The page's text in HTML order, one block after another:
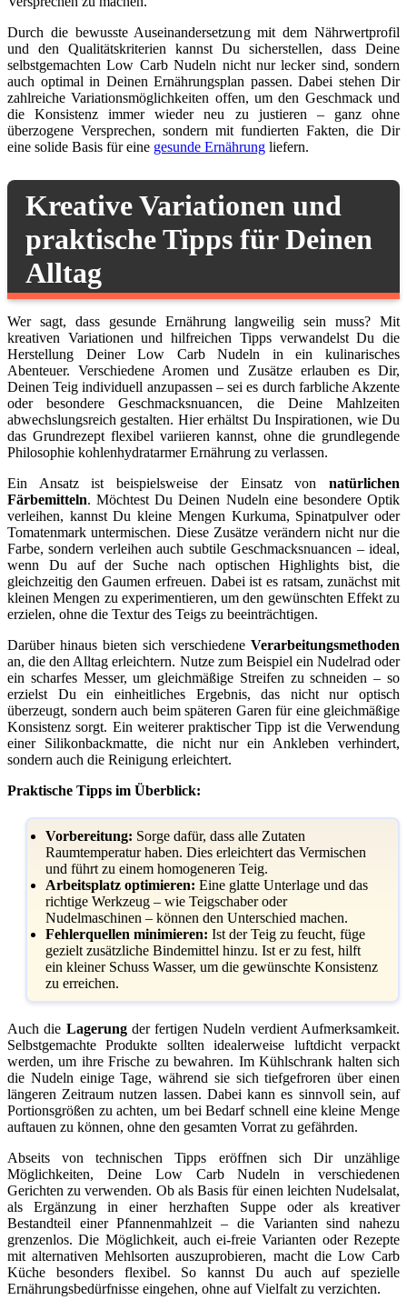
Durch die bewusste Auseinandersetzung mit dem Nährwertprofil
und den Qualitätskriterien kannst Du sicherstellen, dass Deine
selbstgemachten Low Carb Nudeln nicht nur lecker sind, sondern
auch optimal in Deinen Ernährungsplan passen. Dabei stehen Dir
zahlreiche Variationsmöglichkeiten offen, um den Geschmack und
die Konsistenz immer wieder neu zu justieren – ganz ohne
überzogene Versprechen, sondern mit fundierten Fakten, die Dir
eine solide Basis für eine gesunde Ernährung liefern.
Kreative Variationen und
praktische Tipps für Deinen
Alltag
Wer sagt, dass gesunde Ernährung langweilig sein muss? Mit
kreativen Variationen und hilfreichen Tipps verwandelst Du die
Herstellung Deiner Low Carb Nudeln in ein kulinarisches
Abenteuer. Verschiedene Aromen und Zusätze erlauben es Dir,
Deinen Teig individuell anzupassen – sei es durch farbliche Akzente
oder besondere Geschmacksnuancen, die Deine Mahlzeiten
abwechslungsreich gestalten. Hier erhältst Du Inspirationen, wie Du
das Grundrezept flexibel variieren kannst, ohne die grundlegende
Philosophie kohlenhydratarmer Ernährung zu verlassen.
Ein Ansatz ist beispielsweise der Einsatz von natürlichen
Färbemitteln. Möchtest Du Deinen Nudeln eine besondere Optik
verleihen, kannst Du kleine Mengen Kurkuma, Spinatpulver oder
Tomatenmark untermischen. Diese Zusätze verändern nicht nur die
Farbe, sondern verleihen auch subtile Geschmacksnuancen – ideal,
wenn Du auf der Suche nach optischen Highlights bist, die
gleichzeitig den Gaumen erfreuen. Dabei ist es ratsam, zunächst mit
kleinen Mengen zu experimentieren, um den gewünschten Effekt zu
erzielen, ohne die Textur des Teigs zu beeinträchtigen.
Darüber hinaus bieten sich verschiedene Verarbeitungsmethoden
an, die den Alltag erleichtern. Nutze zum Beispiel ein Nudelrad oder
ein scharfes Messer, um gleichmäßige Streifen zu schneiden – so
erzielst Du ein einheitliches Ergebnis, das nicht nur optisch
überzeugt, sondern auch beim späteren Garen für eine gleichmäßige
Konsistenz sorgt. Ein weiterer praktischer Tipp ist die Verwendung
einer Silikonbackmatte, die nicht nur ein Ankleben verhindert,
sondern auch die Reinigung erleichtert.
Praktische Tipps im Überblick:
Vorbereitung: Sorge dafür, dass alle Zutaten
Raumtemperatur haben. Dies erleichtert das Vermischen
und führt zu einem homogeneren Teig.
Arbeitsplatz optimieren: Eine glatte Unterlage und das
richtige Werkzeug – wie Teigschaber oder
Nudelmaschinen – können den Unterschied machen.
Fehlerquellen minimieren: Ist der Teig zu feucht, füge
gezielt zusätzliche Bindemittel hinzu. Ist er zu fest, hilft
ein kleiner Schuss Wasser, um die gewünschte Konsistenz
zu erreichen.
Auch die Lagerungder fertigen Nudeln verdient Aufmerksamkeit.
Selbstgemachte Produkte sollten idealerweise luftdicht verpackt
werden, um ihre Frische zu bewahren. Im Kühlschrank halten sich
die Nudeln einige Tage, während sie sich tiefgefroren über einen
längeren Zeitraum nutzen lassen. Dabei kann es sinnvoll sein, auf
Portionsgrößen zu achten, um bei Bedarf schnell eine kleine Menge
auftauen zu können, ohne den gesamten Vorrat zu gefährden.
Abseits von technischen Tipps eröffnen sich Dir unzählige
Möglichkeiten, Deine Low Carb Nudeln in verschiedenen
Gerichten zu verwenden. Ob als Basis für einen leichten Nudelsalat,
als Ergänzung in einer herzhaften Suppe oder als kreativer
Bestandteil einer Pfannenmahlzeit – die Varianten sind nahezu
grenzenlos. Die Möglichkeit, auch ei-freie Varianten oder Rezepte
mit alternativen Mehlsorten auszuprobieren, macht die Low Carb
Küche besonders flexibel. So kannst Du auch auf spezielle
Ernährungsbedürfnisse eingehen, ohne auf Vielfalt zu verzichten.